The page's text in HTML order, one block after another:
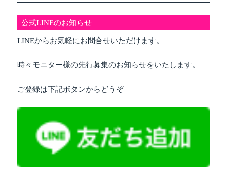
公式LINEのお知らせ
LINEからお気軽にお問合せいただけます。
時々モニター様の先行募集のお知らせをいたします。
ご登録は下記ボタンからどうぞ